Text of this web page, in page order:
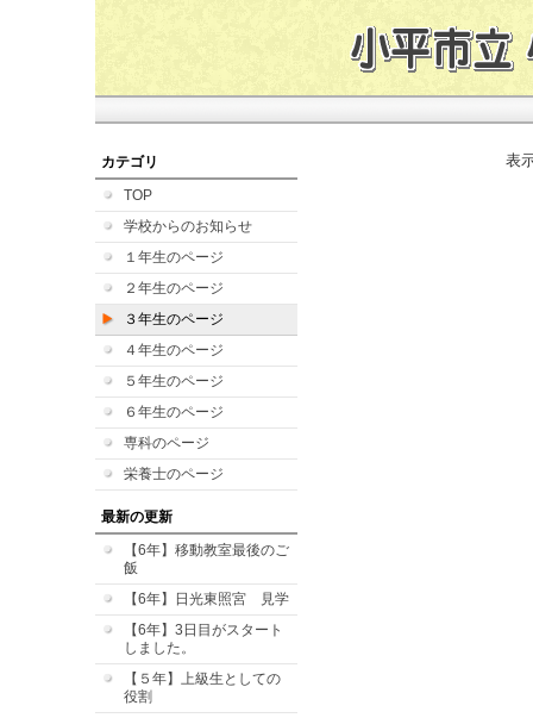
カテゴリ
TOP
学校からのお知らせ
１年生のページ
２年生のページ
３年生のページ
４年生のページ
５年生のページ
６年生のページ
専科のページ
栄養士のページ
最新の更新
【6年】移動教室最後のご
飯
【6年】日光東照宮 見学
【6年】3日目がスタート
しました。
【５年】上級生としての
役割
表